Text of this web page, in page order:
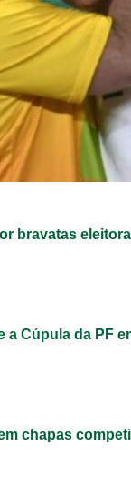
bravatas
a Cúpula da PF
chapas